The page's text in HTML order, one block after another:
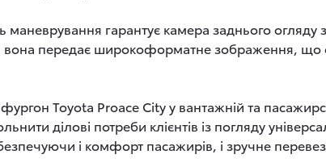
маневрування гарантує камера заднього огляду
вона передає широкоформатне зображення,
Toyota Proace City у вантажній та
ділові потреби клієнтів із погляду
і комфорт пасажирів, і зручне